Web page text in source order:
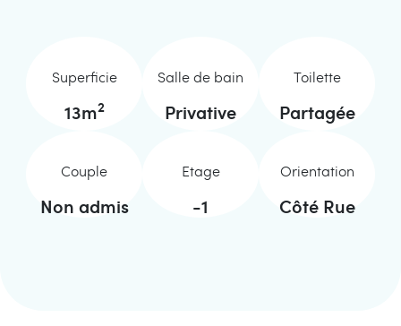
Superficie
13m2
Salle de bain
Privative
Toilette
Partagée
Couple
Non admis
Etage
-1
Orientation
Côté Rue